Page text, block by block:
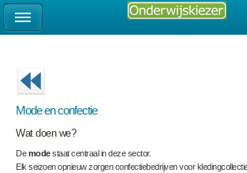
Mode en confectie
Wat doen we?
Demodestaat centraal in deze sector.
Elk seizoen opnieuw zorgen confectiebedrijven voor